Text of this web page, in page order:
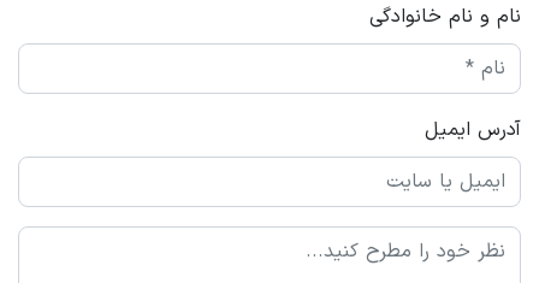
نام و نام خانوادگی
آدرس ایمیل